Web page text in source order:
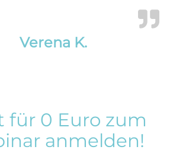
Verena K.
für 0 Euro zum
anmelden!